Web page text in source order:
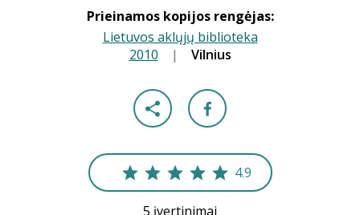
Prieinamos kopijos rengėjas:
Lietuvos aklųjų biblioteka
2010 | Vilnius
4.9
5 įvertinimai